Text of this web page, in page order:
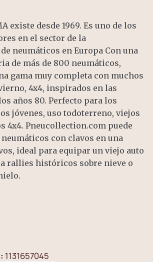
existe desde 1969. Es uno de los
en el sector de la
neumáticos en Europa Con una
de más de 800 neumáticos,
gama muy completa con muchos
4x4, inspirados en las
años 80. Perfecto para los
jóvenes, uso todoterreno, viejos
4x4. Pneucollection.com puede
con clavos en una
ideal para equipar un viejo auto
rallies históricos sobre nieve o
1131657045